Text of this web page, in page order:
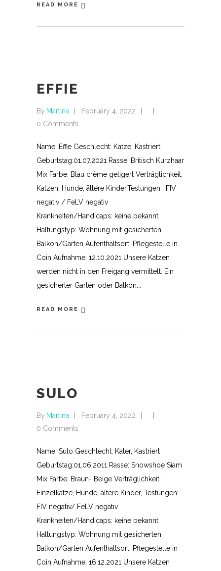
READ MORE
EFFIE
By Martina
February 4, 2022
0 Comments
Name: Effie Geschlecht: Katze, Kastriert
Geburtstag:01.07.2021 Rasse: Britisch Kurzhaar
Mix Farbe: Blau crème getigert Verträglichkeit:
Katzen, Hunde, ältere Kinder,Testungen : FIV
negativ / FeLV negativ
Krankheiten/Handicaps: keine bekannt
Haltungstyp: Wohnung mit gesicherten
Balkon/Garten Aufenthaltsort: Pflegestelle in
Coin Aufnahme: 12.10.2021 Unsere Katzen
werden nicht in den Freigang vermittelt. Ein
gesicherter Garten oder Balkon
READ MORE
SULO
By Martina
February 4, 2022
0 Comments
Name: Sulo Geschlecht: Kater, Kastriert
Geburtstag:01.06.2011 Rasse: Snowshoe Siam
Mix Farbe: Braun- Beige Verträglichkeit:
Einzelkatze, Hunde, ältere Kinder, Testungen:
FIV negativ/ FeLV negativ
Krankheiten/Handicaps: keine bekannt
Haltungstyp: Wohnung mit gesicherten
Balkon/Garten Aufenthaltsort: Pflegestelle in
Coin Aufnahme: 16.12.2021 Unsere Katzen